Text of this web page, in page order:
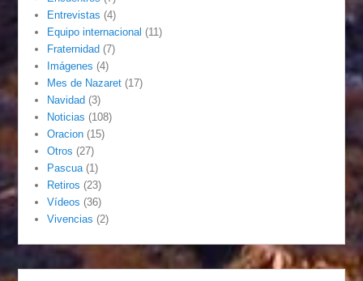
Entrevistas (4)
Equipo internacional (11)
Fraternidad (7)
Imágenes (4)
Mes de Nazaret (17)
Navidad (3)
Noticias (108)
Oracion (15)
Otros (27)
Pascua (1)
Retiros (23)
Vídeos (36)
Vivencias (2)